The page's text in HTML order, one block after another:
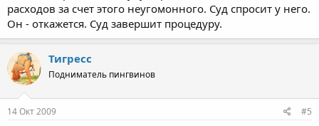
расходов за счет этого неугомонного. Суд спросит у него.
Он - откажется. Суд завершит процедуру.
Тигресс
Подниматель пингвинов
14 Окт 2009 #5